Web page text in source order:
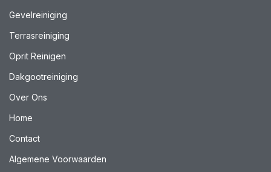
Gevelreiniging
Terrasreiniging
Oprit Reinigen
Dakgootreiniging
Over Ons
Home
Contact
Algemene Voorwaarden